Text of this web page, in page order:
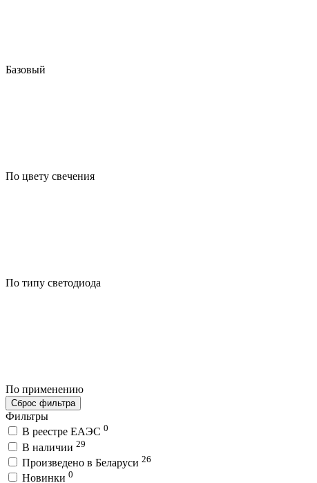
Базовый
По цвету свечения
По типу светодиода
По применению
Сброс фильтра
Фильтры
В реестре ЕАЭС 0
В наличии 29
Произведено в Беларуси 26
Новинки 0